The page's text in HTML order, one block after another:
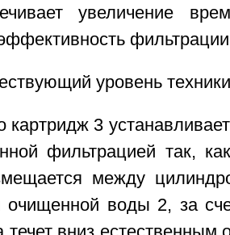
увеличение
уровень техники
3
фильтрацией так,
между
очищенной воды 2, за